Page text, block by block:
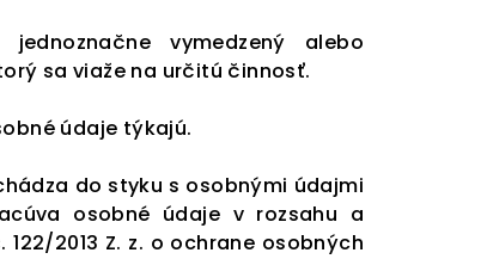
vymedzený alebo
sa viaže na určitú činnosť.
údaje týkajú.
do styku s osobnými údajmi
osobné údaje v rozsahu a
2013 Z. z. o ochrane osobných